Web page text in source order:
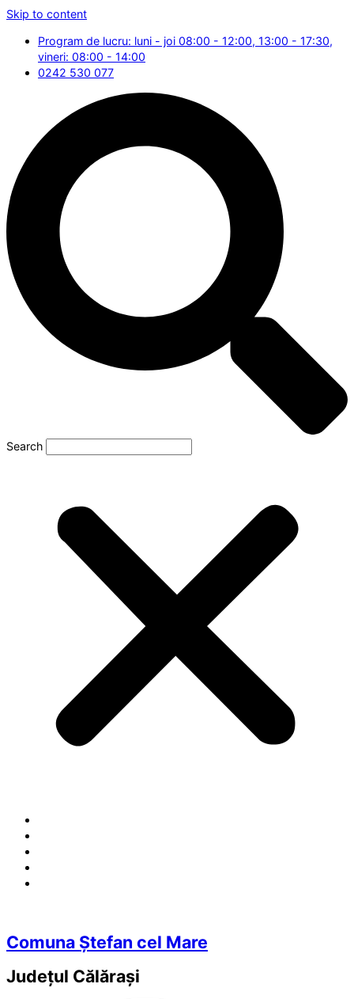
Skip to content
Program de lucru: luni - joi 08:00 - 12:00, 13:00 - 17:30,
vineri: 08:00 - 14:00
0242 530 077
Search
Comuna Ștefan cel Mare
Județul Călărași